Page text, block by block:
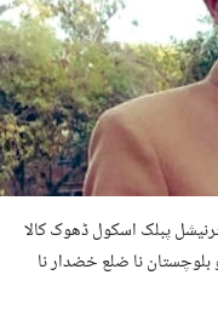
پبلک اسکول ڈھوک کالا
نا ضلع خضدار نا